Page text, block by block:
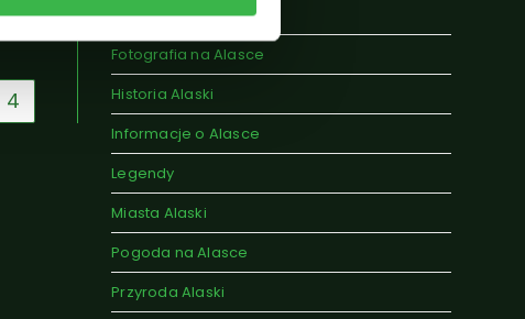
4
Atrakcje Alaski
Fotografia na Alasce
Historia Alaski
Informacje o Alasce
Legendy
Miasta Alaski
Pogoda na Alasce
Przyroda Alaski